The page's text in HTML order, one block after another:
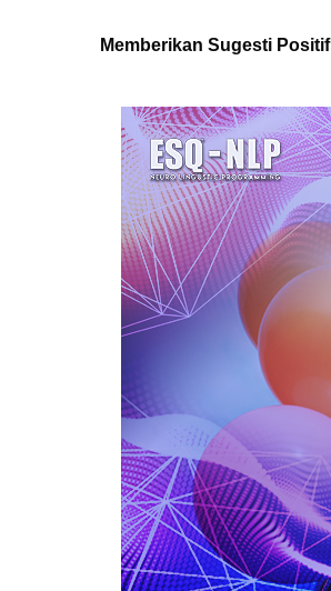
Memberikan Sugesti Positif